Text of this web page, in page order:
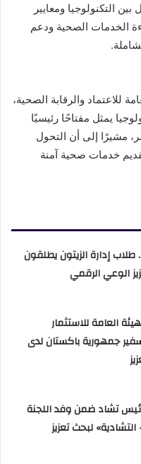
التكنولوجيا ومعايير
الخدمات الصحية ودعم
للاعتماد والرقابة الصحية،
يمثل مفتاحًا رئيسيًا
مشيرًا إلى أن التحول
خدمات صحية آمنة
طلاب إدارة الزيتون يطلقون
الوعي الرقمي
العامة للاستثمار
جمهورية باكستان لدى
تشاد ضمن وفد اللجنة
التشادية» لبحث تعزيز